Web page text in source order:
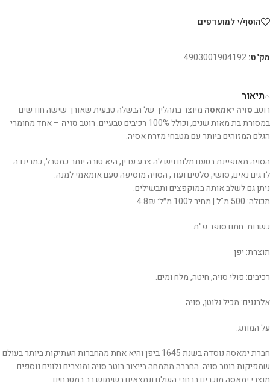
הוסף/י למועדפים
מק"ט:4903001904192
תיאור
רוטבסויה יאמאסה מיוצר בתהליך של הבשלה טבעית שאורך שישה חודשים
במסורת בת מאות שנים, וכולל 100% רכיבים טבעיים. רוטב
סויה – אחד מחומרי
הגלם המזוהים ביותר עם מטבחי מזרח אסיה.
הסויה מאופיינת בטעם מלוח ויש לה צבע עדין, היא טובה יותר כמטבל, כמרינדה
לדגים נאים, סושי, סלטים ועוד, הסויה מוסיפה טעם אומאמי למנה.
ניתן גם לשלב אותה במוקפצים ותבשילים.
תכולה: 500 מ"ל | מחיר ל100 מ״ל: 4.8₪
כשרות: חתם סופר פ"ת
תוצרת: יפן
רכיבים: פולי סויה, חיטה, מלח ומים.
אלרגנים: מכיל גלוטן, סויה
על המותג:
חברת ימאסה נוסדה בשנת 1645 ביפן והיא אחת מהחברות העתיקות ביותר בעולם
שמפיקות רוטב סויה. החברה מתמחה בייצור רוטב סויה ומוצרים נלווים נוספים.
מוצרי ימאסה מוכרים ברחבי העולם ונמצאים בשימוש רב במטבחים.